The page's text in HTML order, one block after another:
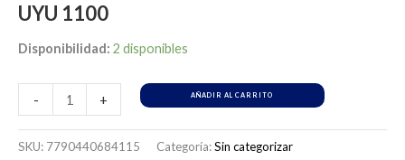
UYU 1100
Disponibilidad: 2 disponibles
- + AÑADIR AL CARRITO
SKU: 7790440684115 Categoría:Sin categorizar